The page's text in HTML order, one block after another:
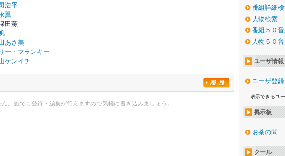
浩平
翼
田薫
あさ美
ー・フランキー
ケンイチ
。誰でも登録・編集が行えますので気軽に書き込みましょう。
番組詳細
人物検索
番組５０音
人物５０音
ユーザ情報
ユーザ登録
表示できるユ
掲示板
お茶の間
クール